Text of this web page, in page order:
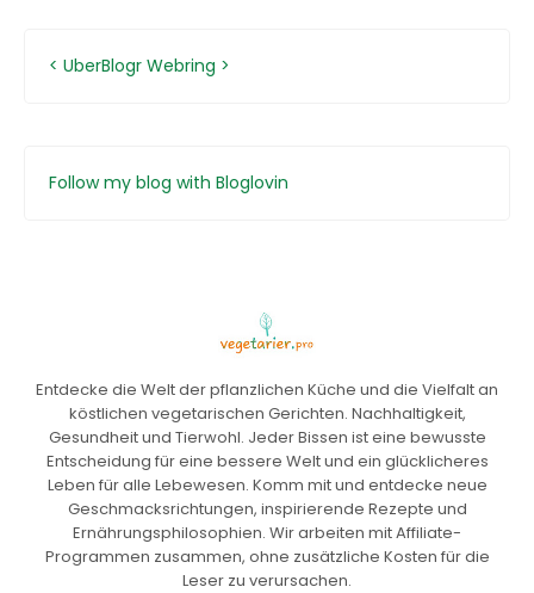
< UberBlogr Webring >
Follow my blog with Bloglovin
Entdecke die Welt der pflanzlichen Küche und die Vielfalt an
köstlichen vegetarischen Gerichten. Nachhaltigkeit,
Gesundheit und Tierwohl. Jeder Bissen ist eine bewusste
Entscheidung für eine bessere Welt und ein glücklicheres
Leben für alle Lebewesen. Komm mit und entdecke neue
Geschmacksrichtungen, inspirierende Rezepte und
Ernährungsphilosophien. Wir arbeiten mit Affiliate-
Programmen zusammen, ohne zusätzliche Kosten für die
Leser zu verursachen.